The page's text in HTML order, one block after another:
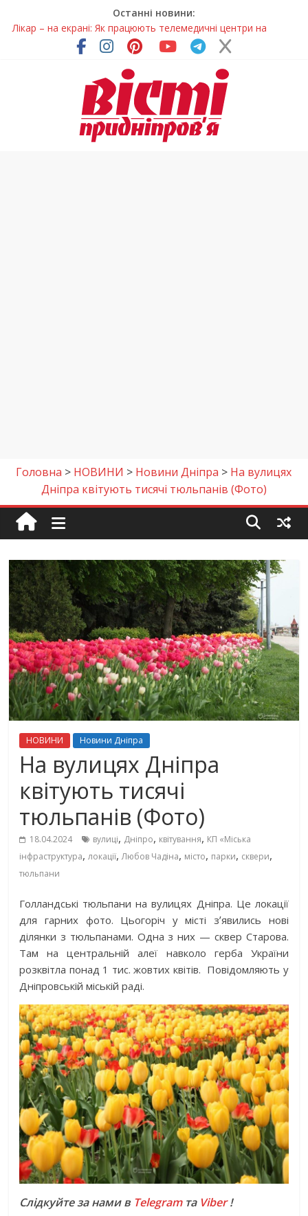
Останні новини:
Лікар – на екрані: Як працюють телемедичні центри на
Дніпропетровщині
У Дніпрі триває масштабна підготовка до опалювального
Пошуки тривають: на Дніпропетровщині досліджують місце
розташування легендарного монастиря (Фото)
Ветерани Дніпропетровщини отримують шанс на власне
Головна > НОВИНИ > Новини Дніпра > На вулицях
Дніпра квітують тисячі тюльпанів (Фото)
НОВИНИ Новини Дніпра
На вулицях Дніпра
квітують тисячі
тюльпанів (Фото)
18.04.2024 вулиці, Дніпро, квітування, КП «Міська
інфраструктура,локації,Любов Чадіна, місто, парки, сквери,
тюльпани
Голландські тюльпани на вулицях Дніпра. Це локації
для гарних фото. Цьогоріч у місті зʼявились нові
ділянки з тюльпанами. Одна з них — сквер Старова.
Там на центральній алеї навколо герба України
розквітла понад 1 тис. жовтих квітів. Повідомляють у
Дніпровській міській раді.
Слідкуйте за нами в Telegramта Viber!